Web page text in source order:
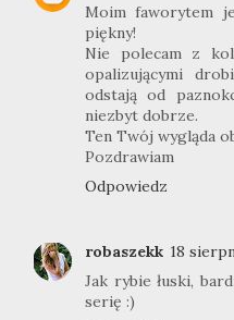
Moim faworytem
piękny!
Nie polecam z
opalizującymi
odstają od
niezbyt dobrze.
Ten Twój wygląda
Pozdrawiam
Odpowiedz
robaszekk 18
Jak rybie łuski,
serię :)